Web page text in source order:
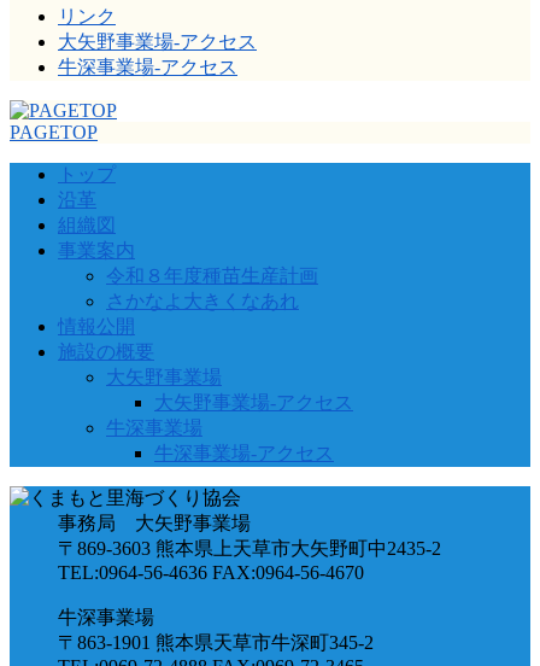
リンク
大矢野事業場-アクセス
牛深事業場-アクセス
PAGETOP
トップ
沿革
組織図
事業案内
令和８年度種苗生産計画
さかなよ大きくなあれ
情報公開
施設の概要
大矢野事業場
大矢野事業場-アクセス
牛深事業場
牛深事業場-アクセス
事務局 大矢野事業場
〒869-3603 熊本県上天草市大矢野町中2435-2
TEL:0964-56-4636 FAX:0964-56-4670
牛深事業場
〒863-1901 熊本県天草市牛深町345-2